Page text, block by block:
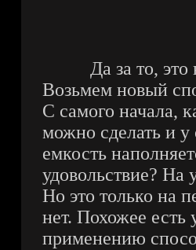
Да за то,
Возьмем новый
С самого начала,
можно сделать и
емкость
удовольствие? На
Но это только на
нет. Похожее есть
применению